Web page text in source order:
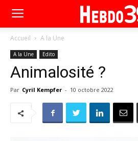
Accueil A la Une
A la Une Edito
Animalosité ?
Par Cyril Kempfer - 10 octobre 2022